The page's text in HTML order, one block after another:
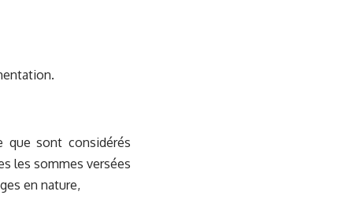
que sont considérés
les sommes versées
en nature,